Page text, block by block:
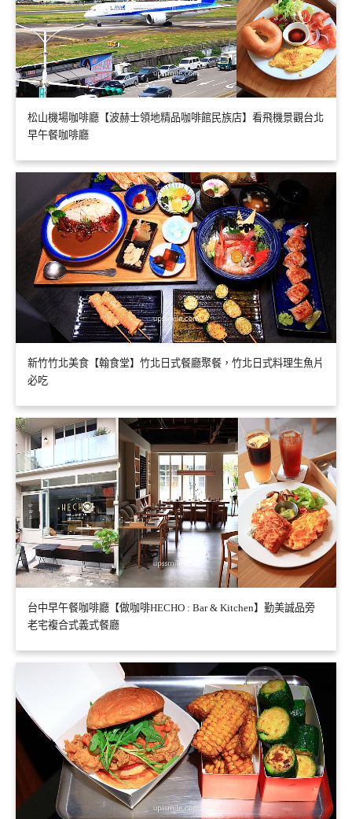
松山機場咖啡廳【波赫士領地精品咖啡館民族店】看飛機景觀台北
早午餐咖啡廳
新竹竹北美食【翰食堂】竹北日式餐廳聚餐，竹北日式料理生魚片
必吃
台中早午餐咖啡廳【做咖啡HECHO : Bar & Kitchen】勤美誠品旁
老宅複合式義式餐廳